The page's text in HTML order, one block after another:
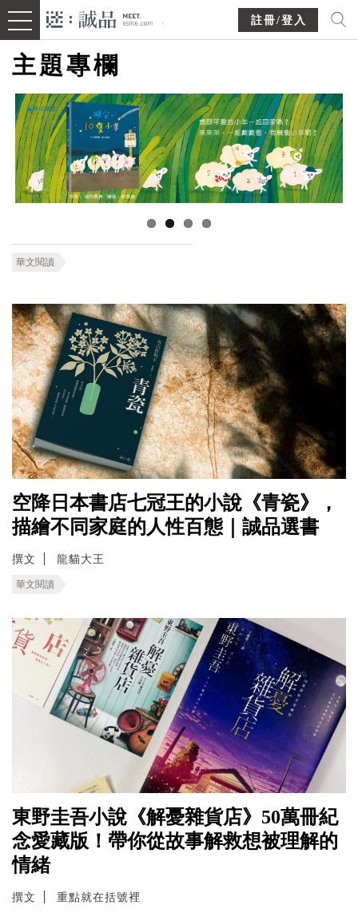
註冊/登入
主題專欄
華文閱讀
空降日本書店七冠王的小說《青瓷》，
描繪不同家庭的人性百態｜誠品選書
撰文 龍貓大王
華文閱讀
東野圭吾小說《解憂雜貨店》50萬冊紀
念愛藏版！帶你從故事解救想被理解的
情緒
撰文 重點就在括號裡